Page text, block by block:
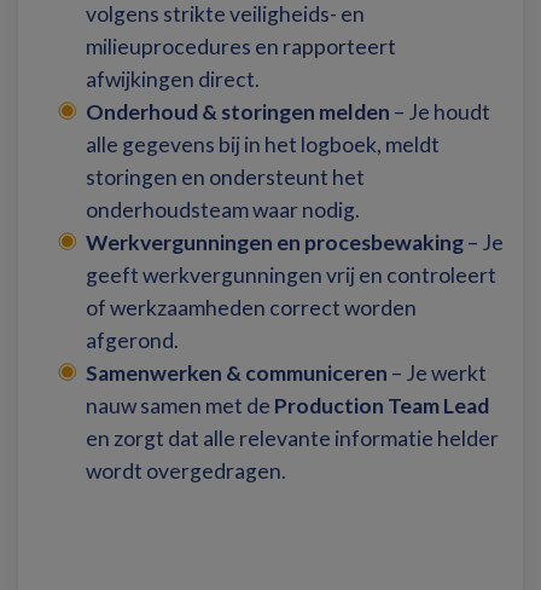
volgens strikte veiligheids- en
milieuprocedures en rapporteert
afwijkingen direct.
Onderhoud & storingen melden – Je houdt
alle gegevens bij in het logboek, meldt
storingen en ondersteunt het
onderhoudsteam waar nodig.
Werkvergunningen en procesbewaking– Je
geeft werkvergunningen vrij en controleert
of werkzaamheden correct worden
afgerond.
Samenwerken & communiceren – Je werkt
nauw samen met de Production Team Lead
en zorgt dat alle relevante informatie helder
wordt overgedragen.